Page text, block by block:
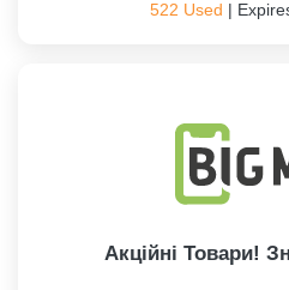
522 Used |
Акційні Товари!